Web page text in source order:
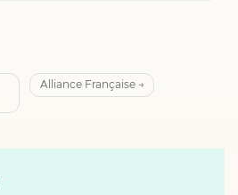
Alliance Française